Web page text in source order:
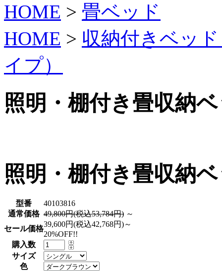
HOME > 畳ベッド
HOME > 収納付きベッ
イプ）
照明・棚付き畳収納
照明・棚付き畳収納
型番
40103816
通常価格 49,800円(税込53,784円) ～
セール価格
39,600円(税込42,768円)～
20%OFF!!
購入数
サイズ
色